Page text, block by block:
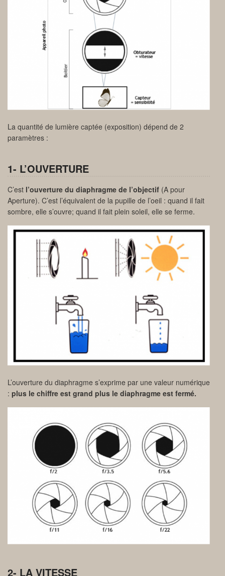
La quantité de lumière captée (exposition) dépend de 2
paramètres :
1- L’OUVERTURE
C’est l’ouverture du diaphragme de l’objectif (A pour
Aperture). C’est l’équivalent de la pupille de l’oeil : quand il fait
sombre, elle s’ouvre; quand il fait plein soleil, elle se ferme.
L’ouverture du diaphragme s’exprime par une valeur numérique
: plus le chiffre est grand plus le diaphragme est fermé.
2- LA VITESSE